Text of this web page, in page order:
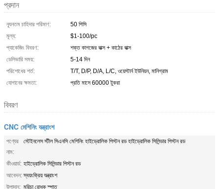
প্রদান
ন্যূনতম চাহিদার পরিমাণ:
50 পিসি
মূল্য:
$1-100/pc
প্যাকেজিং বিবরণ:
শক্ত কাগজের বাক্স + কাঠের বাক্স
ডেলিভারি সময়:
5-14 দিন
পরিশোধের শর্ত:
T/T, D/P, D/A, L/C, ওয়েস্টার্ন ইউনিয়ন, মানিগ্রাম
যোগানের ক্ষমতা:
প্রতি মাসে 60000 টুকরা
বিবরণ
CNC মেশিনিং যন্ত্রাংশ
পণ্যের
নাম:
স্টেইনলেস স্টীল সিএনসি মেশিনিং হাইড্রোলিক পিস্টন রড হাইড্রোলিক সিলিন্ডার পিস্টন রড
কীওয়ার্ড: হাইড্রোলিক সিলিন্ডার পিস্টন রড
আবেদন: স্বয়ংক্রিয় যন্ত্রাংশ
উপাদান: মরিচা রোধক স্পাত